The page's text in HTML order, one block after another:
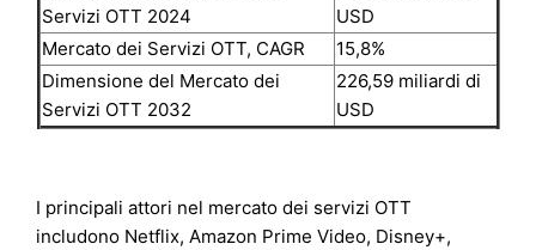
Servizi OTT 2024
USD
Mercato dei Servizi OTT, CAGR
15,8%
Dimensione del Mercato dei
Servizi OTT 2032
226,59 miliardi di
USD
I principali attori nel mercato dei servizi OTT
includono Netflix, Amazon Prime Video, Disney+,